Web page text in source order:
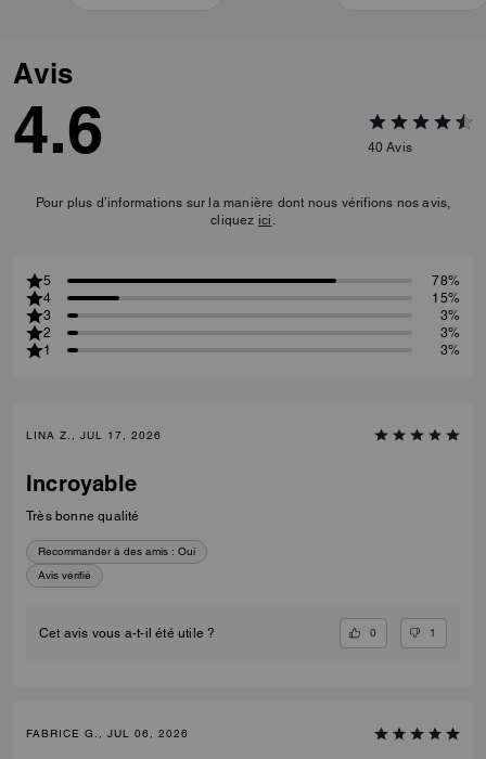
Avis
4.6 40 Avis
Pour plus d’informations sur la manière dont nous vérifions nos avis,
cliquez ici
5
78%
4
15%
3
3%
2
3%
1
3%
LINA Z., JUL 17, 2026
Incroyable
Très bonne qualité
Recommander à des amis : Oui
Avis vérifié
Cet avis vous a-t-il été utile ? 0 1
FABRICE G., JUL 06, 2026